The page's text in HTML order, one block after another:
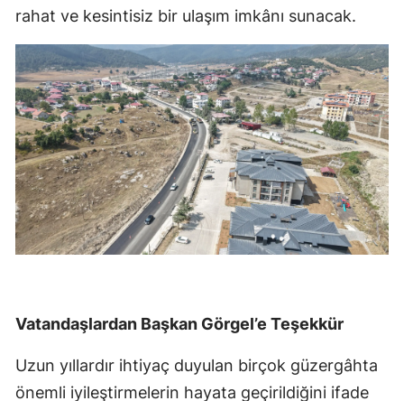
rahat ve kesintisiz bir ulaşım imkânı sunacak.
Vatandaşlardan Başkan Görgel’e Teşekkür
Uzun yıllardır ihtiyaç duyulan birçok güzergâhta
önemli iyileştirmelerin hayata geçirildiğini ifade